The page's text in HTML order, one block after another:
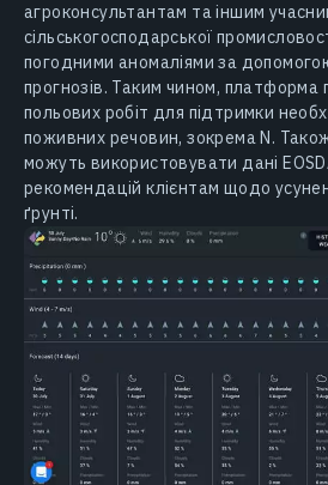
агроконсультантам та іншим
сільськогосподарської
погодними аномаліями за
прогнозів. Таким чином, платформа
польових робіт для підтримки
поживних речовин, зокрема N.
можуть використовувати дані
рекомендацій клієнтам щодо
ґрунті.